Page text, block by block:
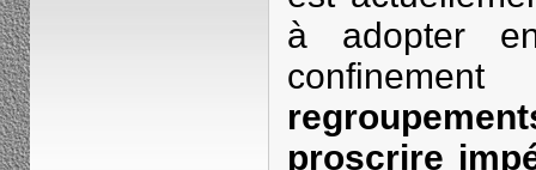
à adopter
proscrire